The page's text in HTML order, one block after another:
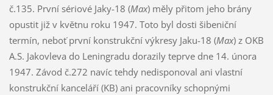
č.135. První sériové Jaky-18 (Max) měly přitom jeho brány
opustit již v květnu roku 1947. Toto byl dosti šibeniční
termín, neboť první konstrukční výkresy Jaku-18 (Max) z OKB
A.S. Jakovleva do Leningradu dorazily teprve dne 14. února
1947. Závod č.272 navíc tehdy nedisponoval ani vlastní
konstrukční kanceláří (KB) ani pracovníky schopnými